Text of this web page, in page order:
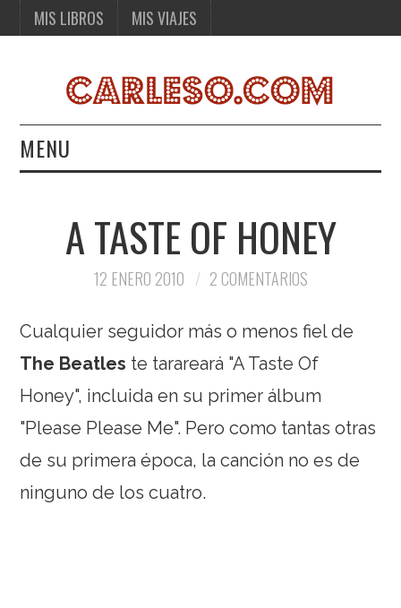
MIS LIBROS MIS VIAJES
MENU
MIS VIAJES
A TASTE OF HONEY
12 ENERO 2010 2 COMENTARIOS
Cualquier seguidor más o menos fiel de
The Beatles te tarareará "A Taste Of
Honey", incluida en su primer álbum
"Please Please Me". Pero como tantas otras
de su primera época, la canción no es de
ninguno de los cuatro.